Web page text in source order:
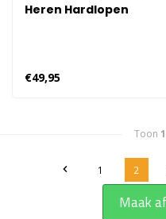
Heren Hardlopen
€49,95
Toon
1 2
Maak